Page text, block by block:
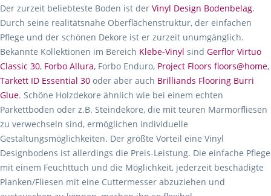
Der zurzeit beliebteste Boden ist der Vinyl Design Bodenbelag.
Durch seine realitätsnahe Oberflächenstruktur, der einfachen
Pflege und der schönen Dekore ist er zurzeit unumgänglich.
Bekannte Kollektionen im Bereich Klebe-Vinyl sind Gerflor Virtuo
Classic 30, Forbo Allura, Forbo Enduro, Project Floors floors@home,
Tarkett ID Essential 30 oder aber auch Brilliands Flooring Burri
Glue. Schöne Holzdekore ähnlich wie bei einem echten
Parkettboden oder z.B. Steindekore, die mit teuren Marmorfliesen
zu verwechseln sind, ermöglichen individuelle
Gestaltungsmöglichkeiten. Der größte Vorteil eine Vinyl
Designbodens ist allerdings die Preis-Leistung. Die einfache Pflege
mit einem Feuchttuch und die Möglichkeit, jederzeit beschädigte
Planken/Fliesen mit eine Cuttermesser abzuziehen und